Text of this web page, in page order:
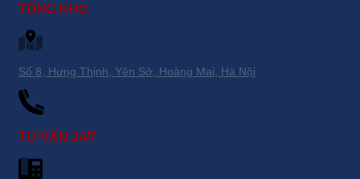
TỔNG KHO
Số 8, Hưng Thịnh, Yên Sở, Hoàng Mai, Hà Nội
TƯ VẤN 24/7